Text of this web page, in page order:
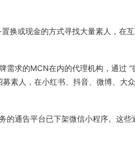
换或现金的方式寻找大量素人，在
需求的MCN在内的代理机构，通过 “
素人，在小红书、抖音、微博、大
的通告平台已下架微信小程序。这些